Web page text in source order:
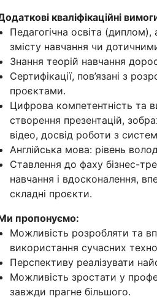
кваліфікаційні
Педагогічна освіта
змісту навчання чи
Знання теорій навчання
Сертифікації, пов’язані з
проєктами.
Цифрова компетентність та
створення презентацій,
відео, досвід роботи з
Англійська мова: рівень
Ставлення до фаху бізнес-
навчання і вдосконалення,
складні проєкти.
пропонуємо:
Можливість розробляти та
використання сучасних
Перспективу реалізувати
Можливість зростати у
завжди прагне більшого.